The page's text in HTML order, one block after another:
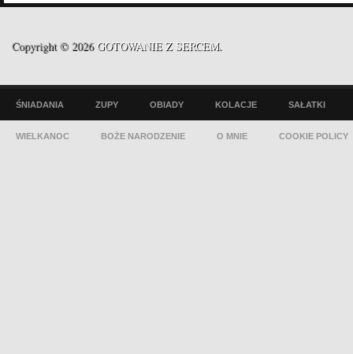
Copyright © 2026 GOTOWANIE Z SERCEM.
ŚNIADANIA ZUPY OBIADY KOLACJE SAŁATKI
WIELKANOC BOŻE NARODZENIE O MNIE COOKIE POLICY